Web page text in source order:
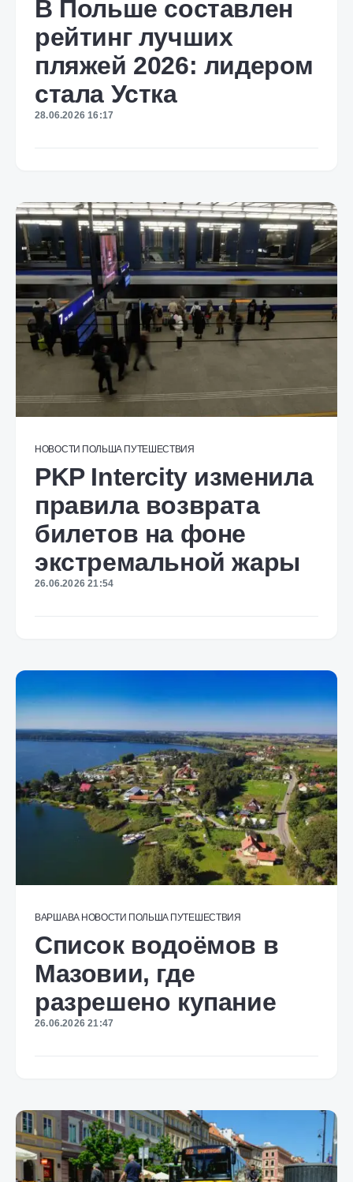
В Польше составлен
рейтинг лучших
пляжей 2026: лидером
стала Устка
28.06.2026 16:17
НОВОСТИ ПОЛЬША ПУТЕШЕСТВИЯ
PKP Intercity изменила
правила возврата
билетов на фоне
экстремальной жары
26.06.2026 21:54
ВАРШАВА НОВОСТИ ПОЛЬША ПУТЕШЕСТВИЯ
Список водоёмов в
Мазовии, где
разрешено купание
26.06.2026 21:47